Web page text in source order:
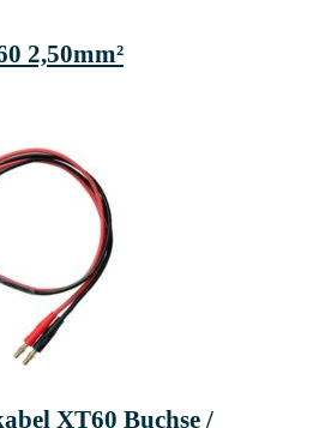
2,50mm²
XT60 Buchse /